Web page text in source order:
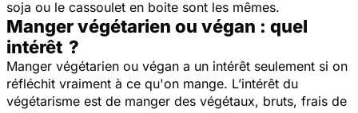
soja ou le cassoulet en boite sont les mêmes.
Manger végétarien ou végan : quel
intérêt ?
Manger végétarien ou végan a un intérêt seulement si on
réfléchit vraiment à ce qu'on mange. L’intérêt du
végétarisme est de manger des végétaux, bruts, frais de